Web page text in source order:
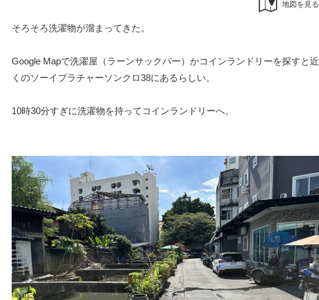
地図を見る
そろそろ洗濯物が溜まってきた。
Google Mapで洗濯屋（ラーンサックパー）かコインランドリーを探すと近
くのソーイプラチャーソンクロ38にあるらしい。
10時30分すぎに洗濯物を持ってコインランドリーへ。